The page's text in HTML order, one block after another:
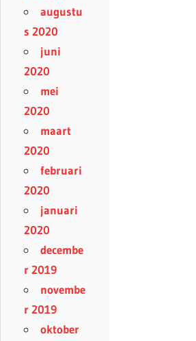
augustu
s 2020
juni
2020
mei
2020
maart
2020
februari
2020
januari
2020
decembe
r 2019
novembe
r 2019
oktober